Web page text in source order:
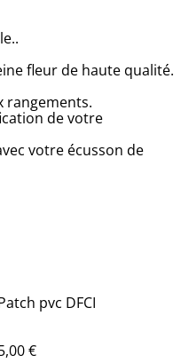
fleur de haute qualité.
rangements.
de votre
votre écusson de
pvc DFCI
€